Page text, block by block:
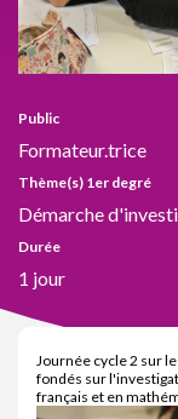
Public
Formateur.trice
Thème(s) 1er degré
Démarche
Durée
1 jour
Journée cycle 2 sur
fondés sur
français et en